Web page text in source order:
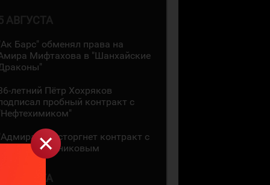
АВГУСТА
Барс" обменял права на
Мифтахова в "Шанхайские
летний Пётр Хохряков
пробный контракт с
расторгнет контракт с
Никитой Сошниковым
4 АВГУСТА